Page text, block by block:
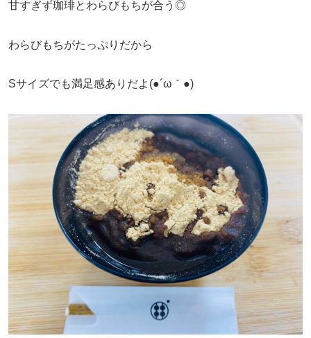
甘すぎず珈琲とわらびもちが合う◎
わらびもちがたっぷりだから
Sサイズでも満足感ありだよ(●´ω｀●)